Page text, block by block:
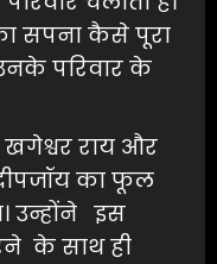
सपना कैसे पूरा
परिवार के
राय और
का फूल
उन्होंने इस
के साथ ही